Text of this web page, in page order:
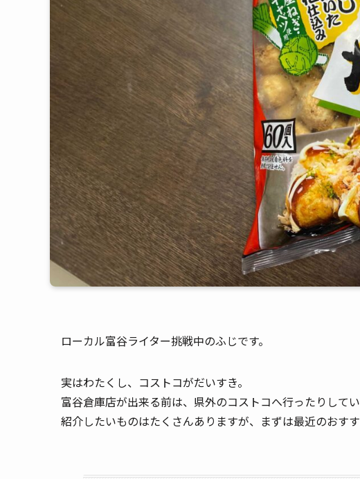
ローカル富谷ライター挑戦中のふじです。
実はわたくし、コストコがだいすき。
富谷倉庫店が出来る前は、県外のコストコへ行ったりしてい
紹介したいものはたくさんありますが、まずは最近のおすす